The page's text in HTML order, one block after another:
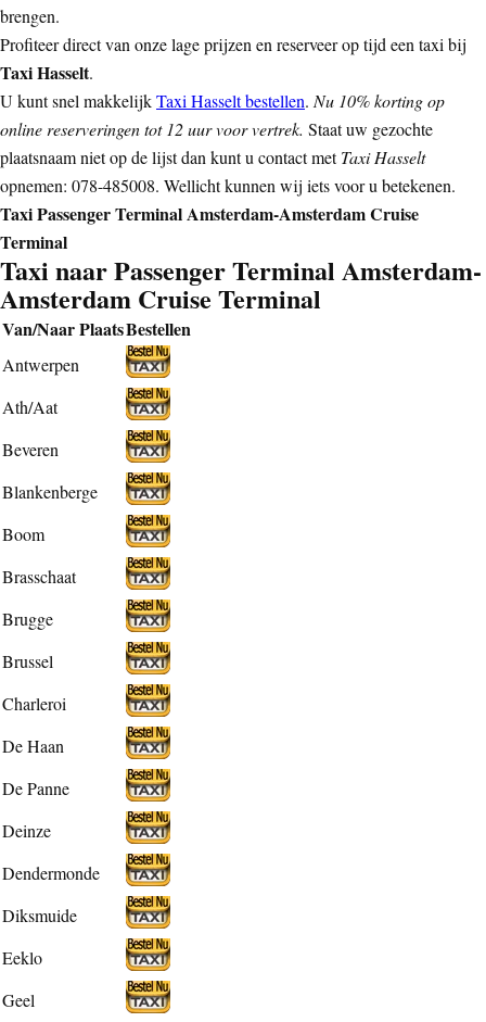
brengen.
Profiteer direct van onze lage prijzen en reserveer op tijd een taxi bij
Taxi Hasselt.
U kunt snel makkelijkTaxi Hasselt bestellen. Nu 10% korting op
online reserveringen tot 12 uur voor vertrek. Staat uw gezochte
plaatsnaam niet op de lijst dan kunt u contact metTaxi Hasselt
opnemen: 078-485008. Wellicht kunnen wij iets voor u betekenen.
Taxi Passenger Terminal Amsterdam-Amsterdam Cruise
Terminal
Taxi naar Passenger Terminal Amsterdam-
Amsterdam Cruise Terminal
Van/Naar PlaatsBestellen
Antwerpen
Ath/Aat
Beveren
Blankenberge
Boom
Brasschaat
Brugge
Brussel
Charleroi
De Haan
De Panne
Deinze
Dendermonde
Diksmuide
Eeklo
Geel